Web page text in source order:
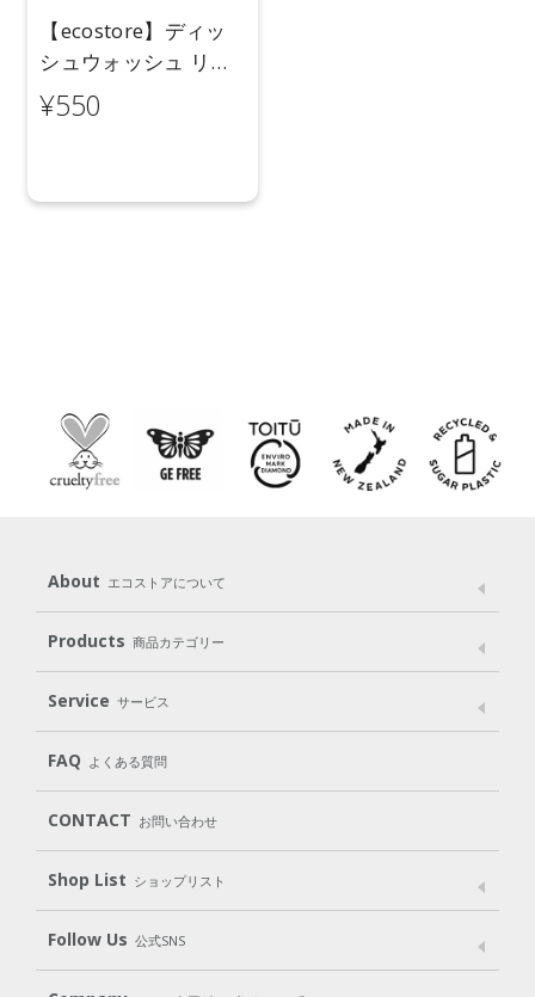
【ecostore】ディッ
シュウォッシュ リキ
ッド＜グレープフル
ーツ＞ 100mL
¥550
About エコストアについて
メッセージ ブランドストーリー
パッケージへのこだわり
動物実験をしない
Products 商品カテゴリー
Laundry
Body（ボディ） Hair（ヘア） Oral care（オーラルケア）
Goods （グッズ）
Gift set
Service サービス
User Guide
Subscription（定期便）
FAQ よくある質問
CONTACT お問い合わせ
Shop List ショップリスト
Shop List
Follow Us 公式SNS
LINE＠ Instagram Facebook